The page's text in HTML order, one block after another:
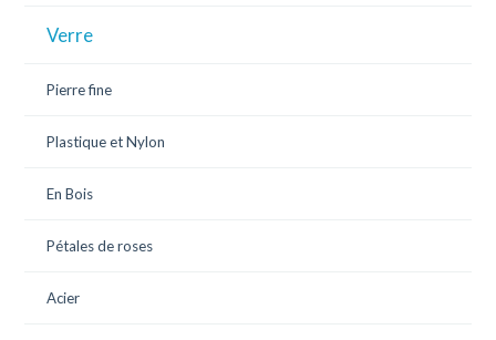
Verre
Pierre fine
Plastique et Nylon
En Bois
Pétales de roses
Acier